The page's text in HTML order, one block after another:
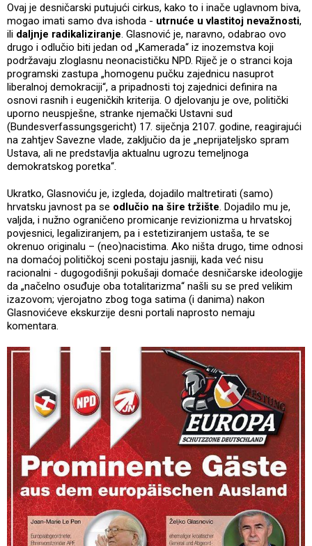
Ovaj je desničarski putujući cirkus, kako to i inače uglavnom biva,
mogao imati samo dva ishoda - utrnuće u vlastitoj nevažnosti,
ili daljnje radikaliziranje . Glasnović je, naravno, odabrao ovo
drugo i odlučio biti jedan od „Kamerada“ iz inozemstva koji
podržavaju zloglasnu neonacističku NPD. Riječ je o stranci koja
programski zastupa „homogenu pučku zajednicu nasuprot
liberalnoj demokraciji“, a pripadnosti toj zajednici definira na
osnovi rasnih i eugeničkih kriterija. O djelovanju je ove, politički
uporno neuspješne, stranke njemački Ustavni sud
(Bundesverfassungsgericht) 17. siječnja 2107. godine, reagirajući
na zahtjev Savezne vlade, zaključio da je „neprijateljsko spram
Ustava, ali ne predstavlja aktualnu ugrozu temeljnoga
demokratskog poretka“.
Ukratko, Glasnoviću je, izgleda, dojadilo maltretirati (samo)
hrvatsku javnost pa se odlučio na šire tržište . Dojadilo mu je,
valjda, i nužno ograničeno promicanje revizionizma u hrvatskoj
povjesnici, legaliziranjem, pa i estetiziranjem ustaša, te se
okrenuo originalu – (neo)nacistima. Ako ništa drugo, time odnosi
na domaćoj političkoj sceni postaju jasniji, kada već nisu
racionalni - dugogodišnji pokušaji domaće desničarske ideologije
da „načelno osuđuje oba totalitarizma“ našli su se pred velikim
izazovom; vjerojatno zbog toga satima (i danima) nakon
Glasnovićeve ekskurzije desni portali naprosto nemaju
komentara.